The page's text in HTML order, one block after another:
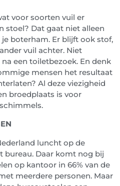
voor soorten vuil er
stoel? Dat gaat niet alleen
boterham. Er blijft ook stof,
vuil achter. Niet
een toiletbezoek. En denk
mensen het resultaat
Al deze viezigheid
broedplaats is voor
luncht op de
bureau. Daar komt nog bij
op kantoor in 66% van de
meerdere personen. Maar